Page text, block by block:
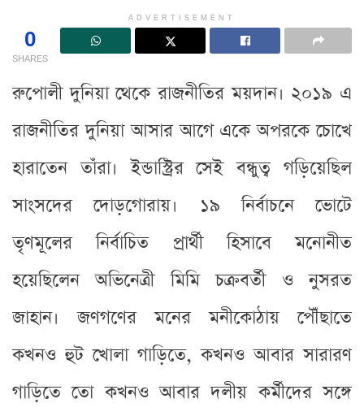
ADVERTISEMENT
0
SHARES
রুপোলী দুনিয়া থেকে রাজনীতির ময়দান। ২০১৯ এ
রাজনীতির দুনিয়া আসার আগে একে অপরকে চোখে
হারাতেন তাঁরা। ইন্ডাস্ট্রির সেই বন্ধুত্ব গড়িয়েছিল
সাংসদের দোড়গোরায়। ১৯ নির্বাচনে ভোটে
তৃণমূলের নির্বাচিত প্রার্থী হিসাবে মনোনীত
হয়েছিলেন অভিনেত্রী মিমি চক্রবর্তী ও নুসরত
জাহান। জণগণের মনের মনীকোঠায় পৌঁছাতে
কখনও হুট খোলা গাড়িতে, কখনও আবার সারারণ
গাড়িতে তো কখনও আবার দলীয় কর্মীদের সঙ্গে